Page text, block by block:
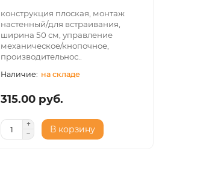
конструкция плоская, монтаж
настенный/для встраивания,
ширина 50 см, управление
механическое/кнопочное,
производительнос..
на складе
315.00 руб.
В корзину